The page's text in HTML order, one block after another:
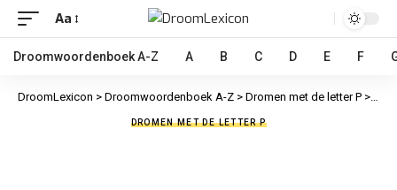
Aa
Droomwoordenboek A-Z A B C D E F
DroomLexicon > Droomwoordenboek A-Z > Dromen met de letter P >
DROMEN MET DE LETTER P